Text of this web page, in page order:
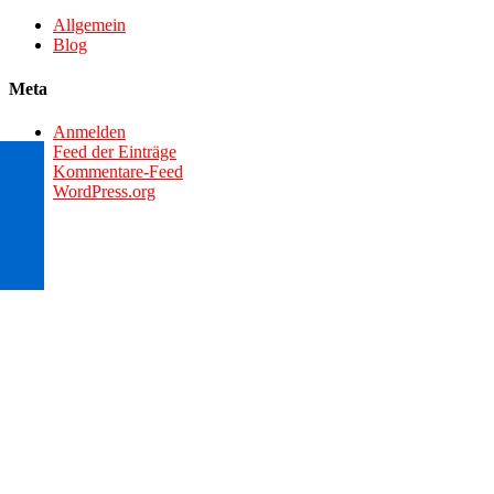
Allgemein
Blog
Meta
Anmelden
Feed der Einträge
Kommentare-Feed
WordPress.org